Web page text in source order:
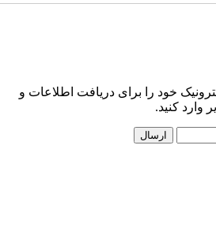
خود را برای دریافت اطلاعات و
وارد کنید.